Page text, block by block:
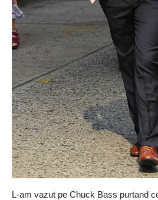
L-am vazut pe Chuck Bass purtand